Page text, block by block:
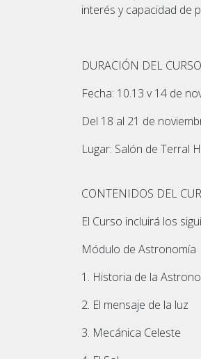
interés y capacidad de
DURACIÓN DEL
Fecha: 10.13 v 14 de
Del 18 al 21 de
Lugar: Salón de Terral
CONTENIDOS DEL
El Curso incluirá los
Módulo de Astronomía
1. Historia de la
2. El mensaje de la luz
3. Mecánica Celeste